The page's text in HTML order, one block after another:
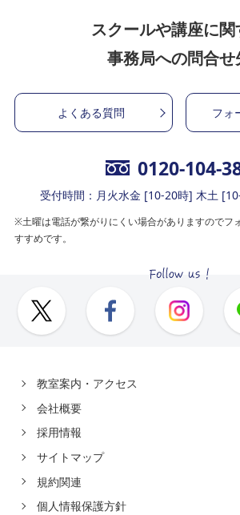
スクールや講座に関
事務局への問合せ
よくある質問 フォ
0120-104-
受付時間：月火水金 [10-20時] 木土
※土曜は電話が繋がりにくい場合がありますのでフ
すすめです。
教室案内・アクセス
会社概要
採用情報
サイトマップ
規約関連
個人情報保護方針